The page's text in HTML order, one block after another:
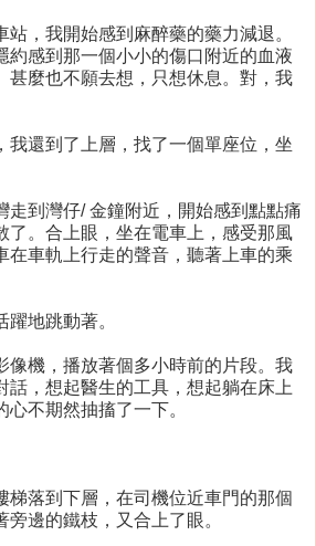
，我開始感到麻醉藥的藥力減退。
約感到那一個小小的傷口附近的血液
甚麼也不願去想，只想休息。對，我
我還到了上層，找了一個單座位，坐
走到灣仔/ 金鐘附近，開始感到點點痛
了。合上眼，坐在電車上，感受那風
在車軌上行走的聲音，聽著上車的乘
地跳動著。
像機，播放著個多小時前的片段。我
話，想起醫生的工具，想起躺在床上
不期然抽搐了一下。
梯落到下層，在司機位近車門的那個
邊的鐵枝，又合上了眼。